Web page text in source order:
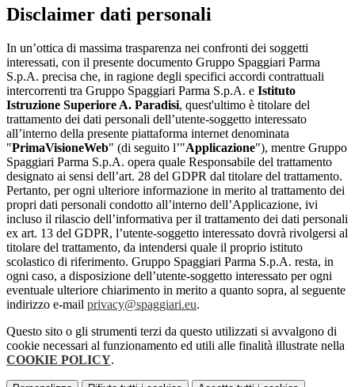
Disclaimer dati personali
In un’ottica di massima trasparenza nei confronti dei soggetti
interessati, con il presente documento Gruppo Spaggiari Parma
S.p.A. precisa che, in ragione degli specifici accordi contrattuali
intercorrenti tra Gruppo Spaggiari Parma S.p.A. e Istituto
Istruzione Superiore A. Paradisi, quest'ultimo è titolare del
trattamento dei dati personali dell’utente-soggetto interessato
all’interno della presente piattaforma internet denominata
"PrimaVisioneWeb" (di seguito l’"Applicazione"), mentre Gruppo
Spaggiari Parma S.p.A. opera quale Responsabile del trattamento
designato ai sensi dell’art. 28 del GDPR dal titolare del trattamento.
Pertanto, per ogni ulteriore informazione in merito al trattamento dei
propri dati personali condotto all’interno dell’Applicazione, ivi
incluso il rilascio dell’informativa per il trattamento dei dati personali
ex art. 13 del GDPR, l’utente-soggetto interessato dovrà rivolgersi al
titolare del trattamento, da intendersi quale il proprio istituto
scolastico di riferimento. Gruppo Spaggiari Parma S.p.A. resta, in
ogni caso, a disposizione dell’utente-soggetto interessato per ogni
eventuale ulteriore chiarimento in merito a quanto sopra, al seguente
indirizzo e-mail privacy@spaggiari.eu.
Questo sito o gli strumenti terzi da questo utilizzati si avvalgono di
cookie necessari al funzionamento ed utili alle finalità illustrate nella
COOKIE POLICY.